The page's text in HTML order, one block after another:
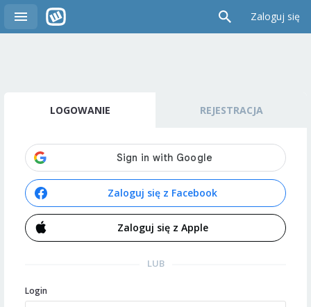
Zaloguj się
LOGOWANIE REJESTRACJA
Zaloguj się z Facebook
Zaloguj się z Apple
LUB
Login